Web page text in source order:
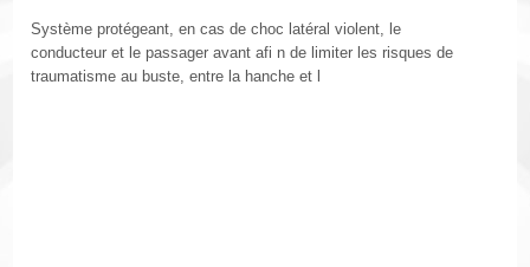
Système protégeant, en cas de choc latéral violent, le
conducteur et le passager avant afi n de limiter les risques de
traumatisme au buste, entre la hanche et l